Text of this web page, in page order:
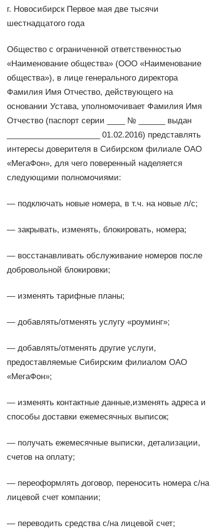
г. Новосибирск Первое мая две тысячи
шестнадцатого года
Общество с ограниченной ответственностью
«Наименование общества» (ООО «Наименование
общества»), в лице генерального директора
Фамилия Имя Отчество, действующего на
основании Устава, уполномочивает Фамилия Имя
Отчество (паспорт серии ____ № ______ выдан
_____________________ 01.02.2016) представлять
интересы доверителя в Сибирском филиале ОАО
«МегаФон», для чего поверенный наделяется
следующими полномочиями:
— подключать новые номера, в т.ч. на новые л/с;
— закрывать, изменять, блокировать, номера;
— восстанавливать обслуживание номеров после
добровольной блокировки;
— изменять тарифные планы;
— добавлять/отменять услугу «роуминг»;
— добавлять/отменять другие услуги,
предоставляемые Сибирским филиалом ОАО
«МегаФон»;
— изменять контактные данные,изменять адреса и
способы доставки ежемесячных выписок;
— получать ежемесячные выписки, детализации,
счетов на оплату;
— переоформлять договор, переносить номера с/на
лицевой счет компании;
— переводить средства с/на лицевой счет;